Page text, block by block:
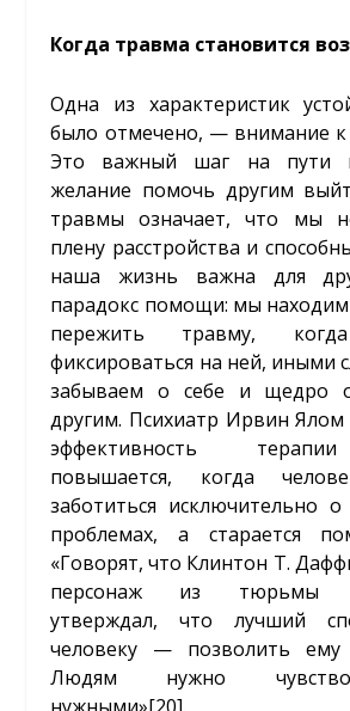
Когда травма становится
Одна из характеристик
было отмечено, — внимание к
Это важный шаг на пути
желание помочь другим
травмы означает, что мы
плену расстройства и
наша жизнь важна для
парадокс помощи: мы
пережить травму,
фиксироваться на ней, иными
забываем о себе и щедро
другим. Психиатр Ирвин Ялом
эффективность
повышается, когда
заботиться исключительно
проблемах, а старается
«Говорят, что Клинтон Т.
персонаж из тюрьмы
утверждал, что лучший
человеку — позволить
Людям нужно